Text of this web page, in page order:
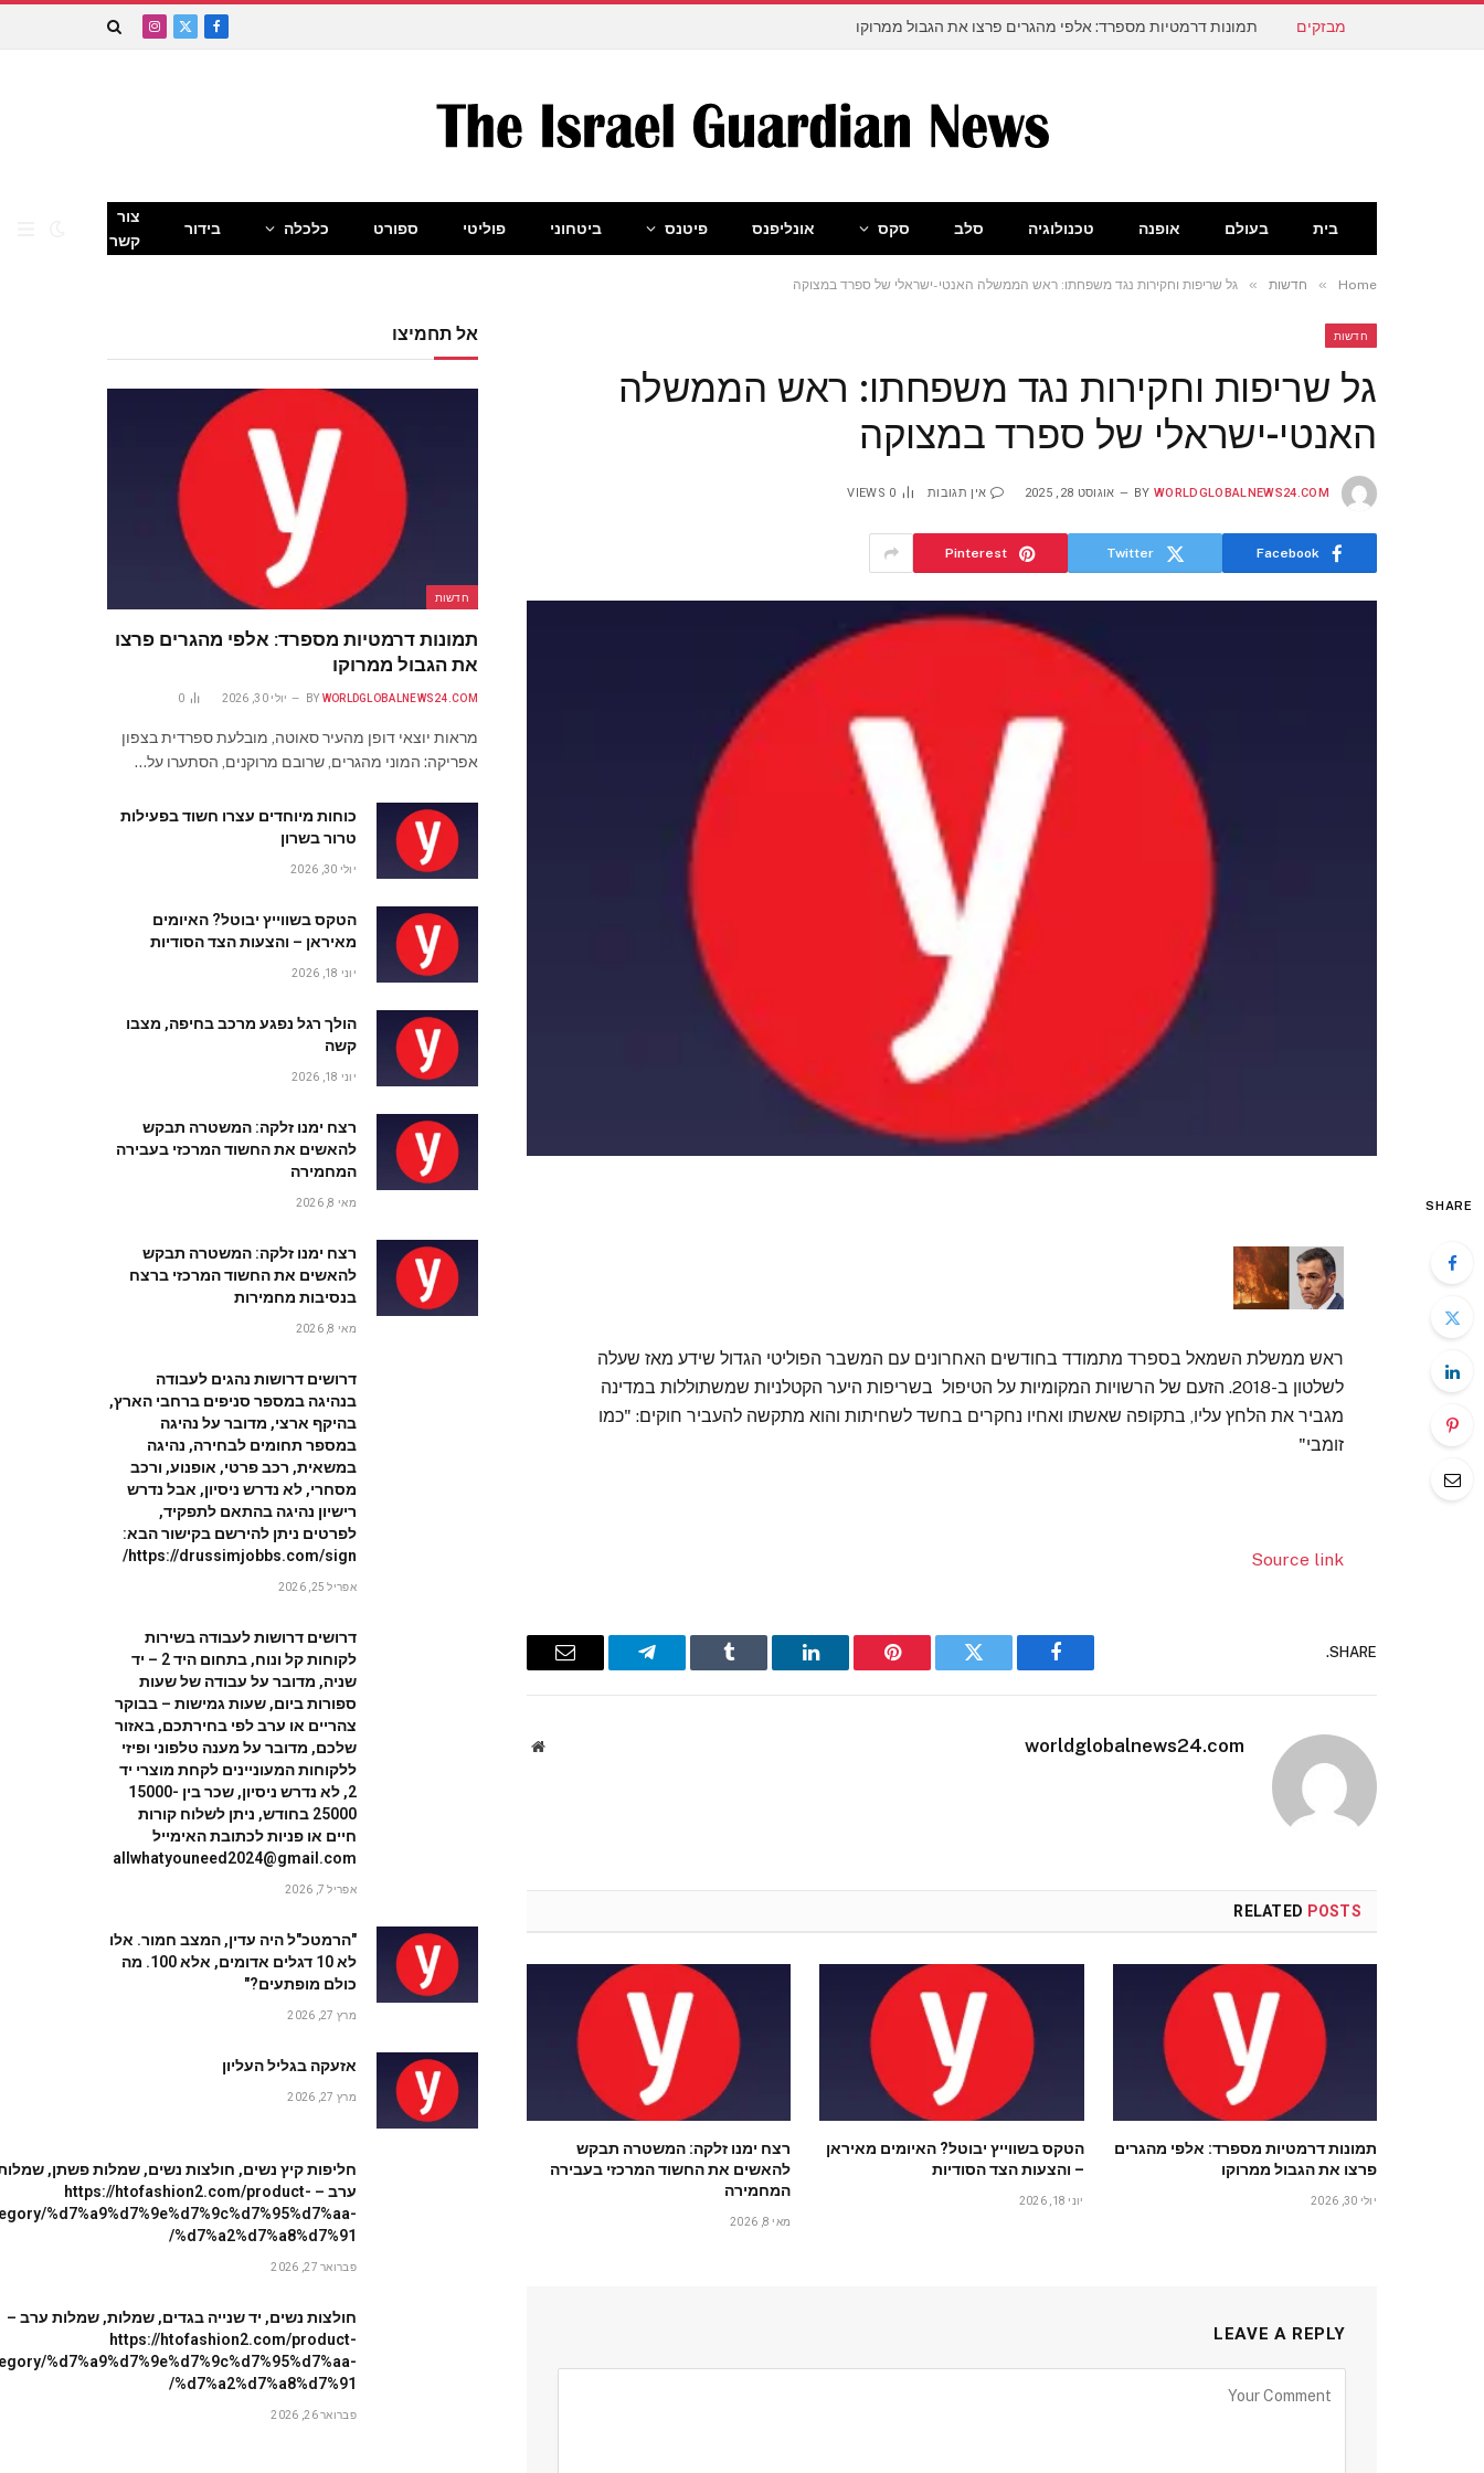
מבזקים תמונות דרמטיות מספרד: אלפי מהגרים פרצו את הגבול ממרוקו
Facebook
X
Instagram
בית בעולם אופנה טכנולוגיה סלב סקס אונליפנס פיטנס ביטחוני פוליטי ספורט כלכלה בידור
צור
קשר
Home
» חדשות » גל שריפות וחקירות נגד משפחתו: ראש הממשלה האנטי-ישראלי של ספרד במצוקה
חדשות
גל שריפות וחקירות נגד משפחתו: ראש הממשלה
האנטי-ישראלי של ספרד במצוקה
BY WORLDGLOBALNEWS24.COM אוגוסט 28, 2025 אין תגובות 0
VIEWS
Facebook
Twitter
Pinterest
SHARE
ראש ממשלת השמאל בספרד מתמודד בחודשים האחרונים עם המשבר הפוליטי הגדול שידע מאז שעלה
לשלטון ב-2018. הזעם של הרשויות המקומיות על הטיפול בשריפות היער הקטלניות שמשתוללות במדינה
מגביר את הלחץ עליו, בתקופה שאשתו ואחיו נחקרים בחשד לשחיתות והוא מתקשה להעביר חוקים: "כמו
זומבי"
Source link
SHARE.
Facebook
Twitter
Pinterest
LinkedIn
Tumblr
Telegram
Email
worldglobalnews24.com
Website
RELATED POSTS
תמונות דרמטיות מספרד: אלפי מהגרים
פרצו את הגבול ממרוקו
יולי 30, 2026
הטקס בשווייץ יבוטל? האיומים מאיראן
– והצעות הצד הסודיות
יוני 18, 2026
רצח ימנו זלקה: המשטרה תבקש
להאשים את החשוד המרכזי בעבירה
המחמירה
מאי 8, 2026
LEAVE A REPLY
אל תחמיצו
חדשות
תמונות דרמטיות מספרד: אלפי מהגרים פרצו
את הגבול ממרוקו
BY WORLDGLOBALNEWS24.COM יולי 30, 2026 0
מראות יוצאי דופן מהעיר סאוטה, מובלעת ספרדית בצפון
אפריקה: המוני מהגרים, שרובם מרוקנים, הסתערו על…
כוחות מיוחדים עצרו חשוד בפעילות
טרור בשרון
יולי 30, 2026
הטקס בשווייץ יבוטל? האיומים
מאיראן – והצעות הצד הסודיות
יוני 18, 2026
הולך רגל נפגע מרכב בחיפה, מצבו
קשה
יוני 18, 2026
רצח ימנו זלקה: המשטרה תבקש
להאשים את החשוד המרכזי בעבירה
המחמירה
מאי 8, 2026
רצח ימנו זלקה: המשטרה תבקש
להאשים את החשוד המרכזי ברצח
בנסיבות מחמירות
מאי 8, 2026
דרושים דרושות נהגים לעבודה
בנהיגה במספר סניפים ברחבי הארץ,
בהיקף ארצי, מדובר על נהיגה
במספר תחומים לבחירה, נהיגה
במשאית, רכב פרטי, אופנוע, ורכב
מסחרי, לא נדרש ניסיון, אבל נדרש
רישיון נהיגה בהתאם לתפקיד,
לפרטים ניתן להירשם בקישור הבא:
https://drussimjobbs.com/sign/
אפריל 25, 2026
דרושים דרושות לעבודה בשירות
לקוחות קל ונוח, בתחום היד 2 – יד
שניה, מדובר על עבודה של שעות
ספורות ביום, שעות גמישות – בבוקר
צהריים או ערב לפי בחירתכם, באזור
שלכם, מדובר על מענה טלפוני ופיזי
ללקוחות המעוניינים לקחת מוצרי יד
2, לא נדרש ניסיון, שכר בין 15000-
25000 בחודש, ניתן לשלוח קורות
חיים או פניות לכתובת האימייל
allwhatyouneed2024@gmail.com
אפריל 7, 2026
"הרמטכ"ל היה עדין, המצב חמור. אלו
לא 10 דגלים אדומים, אלא 100. מה
כולם מופתעים?"
מרץ 27, 2026
אזעקה בגליל העליון
מרץ 27, 2026
חליפות קיץ נשים, חולצות נשים, שמלות פשתן,
ערב – https://htofashion2.com/product-
%d7%a9%d7%9e%d7%9c%d7%95%d7%aa-
%d7%a2%d7%a8%d7%91/
פברואר 27, 2026
חולצות נשים, יד שנייה בגדים, שמלות, שמלות ערב –
https://htofashion2.com/product-
%d7%a9%d7%9e%d7%9c%d7%95%d7%aa-
%d7%a2%d7%a8%d7%91/
פברואר 26, 2026